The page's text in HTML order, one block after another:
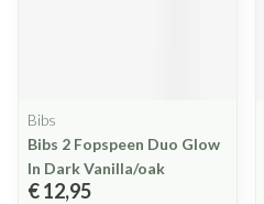
Bibs
Bibs 2 Fopspeen Duo Glow
In Dark Vanilla/oak
€ 12,95